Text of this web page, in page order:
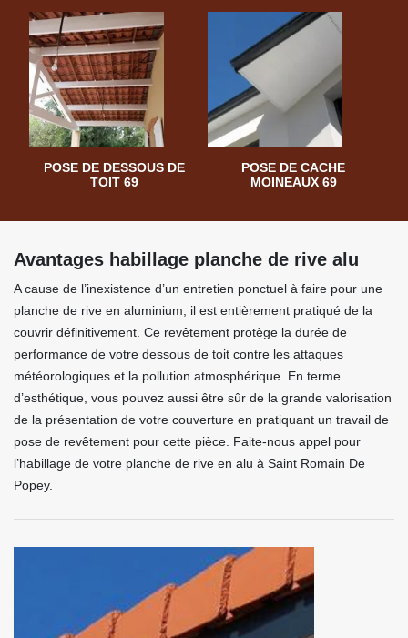
POSE DE DESSOUS DE
TOIT 69
POSE DE CACHE
MOINEAUX 69
Avantages habillage planche de rive alu
A cause de l’inexistence d’un entretien ponctuel à faire pour une
planche de rive en aluminium, il est entièrement pratiqué de la
couvrir définitivement. Ce revêtement protège la durée de
performance de votre dessous de toit contre les attaques
météorologiques et la pollution atmosphérique. En terme
d’esthétique, vous pouvez aussi être sûr de la grande valorisation
de la présentation de votre couverture en pratiquant un travail de
pose de revêtement pour cette pièce. Faite-nous appel pour
l’habillage de votre planche de rive en alu à Saint Romain De
Popey.